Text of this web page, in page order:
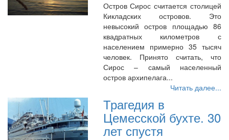
Остров Сирос считается столицей
Кикладских островов. Это
невысокий остров площадью 86
квадратных километров с
населением примерно 35 тысяч
человек. Принято считать, что
Сирос – самый населенный
остров архипелага...
Читать далее...
Трагедия в
Цемесской бухте. 30
лет спустя